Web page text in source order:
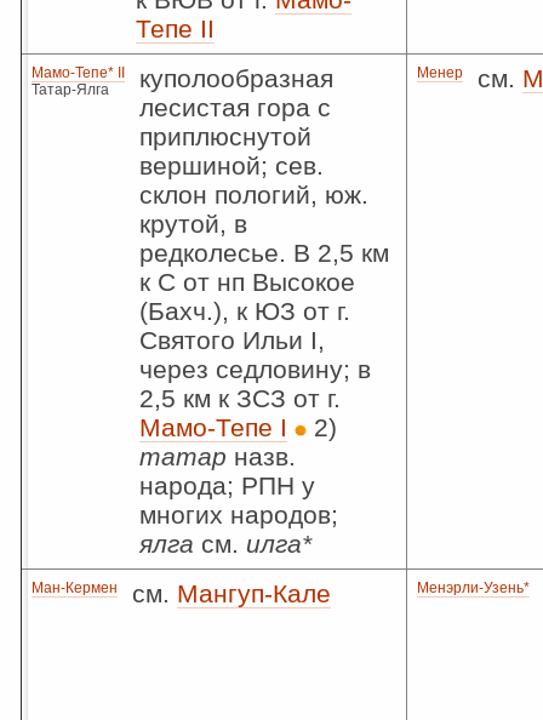
Тепе II
Мамо-Тепе* II
Татар-Ялга
куполообразная
лесистая гора с
приплюснутой
вершиной; сев.
склон пологий, юж.
крутой, в
редколесье. В 2,5 км
к С от нп Высокое
(Бахч.), к ЮЗ от г.
Святого Ильи I,
через седловину; в
2,5 км к ЗСЗ от г.
Мамо-Тепе I
2)
татар назв.
народа; РПН у
многих народов;
ялга см. илга*
Менер см.
Ман-Кермен см. Мангуп-Кале Менэрли-Узень*